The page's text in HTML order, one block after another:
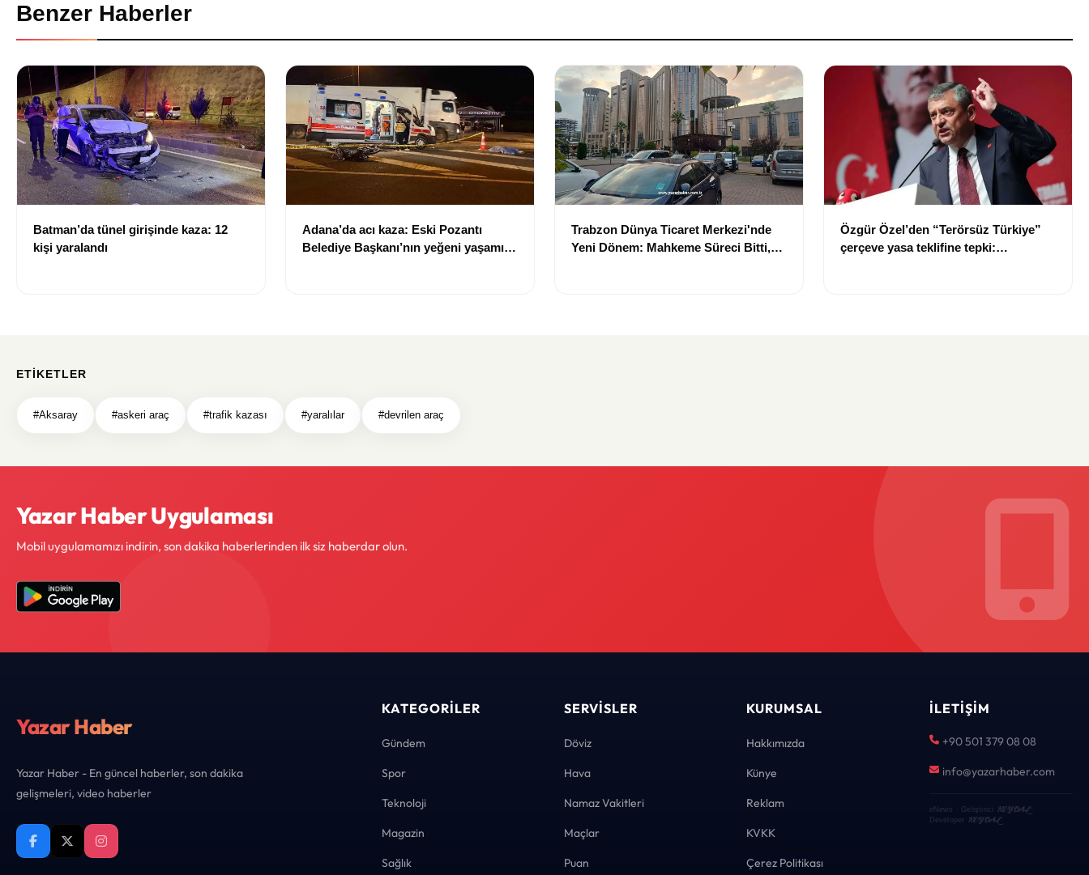
Benzer Haberler
Batman’da tünel girişinde kaza: 12
kişi yaralandı
Adana’da acı kaza: Eski Pozantı
Belediye Başkanı’nın yeğeni yaşamını
Trabzon Dünya Ticaret Merkezi'nde
Yeni Dönem: Mahkeme Süreci Bitti,
Özgür Özel’den “Terörsüz Türkiye”
çerçeve yasa teklifine tepki:
ETIKETLER
#Aksaray #askeri araç #trafik kazası #yaralılar #devrilen araç
Yazar Haber Uygulaması
Mobil uygulamamızı indirin, son dakika haberlerinden ilk siz haberdar olun.
Yazar Haber
Yazar Haber - En güncel haberler, son dakika
gelişmeleri, video haberler
KATEGORILER
Gündem
Spor
Teknoloji
Magazin
Sağlık
SERVISLER
Döviz
Hava
Namaz Vakitleri
Maçlar
Puan
KURUMSAL
Hakkımızda
Künye
Reklam
KVKK
Çerez Politikası
İLETIŞIM
+90 501 379 08 08
info@yazarhaber.com
eNews · Geliştirici KEYDAL·
Developer KEYDAL